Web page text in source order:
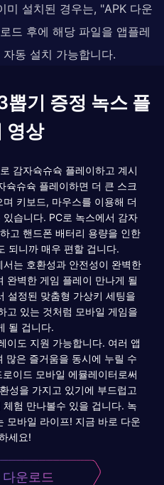
미 설치된 경우는, "APK 다운
드 후에 해당 파일을 앱플레
동 설치 가능합니다.
기 증정 녹스 플
영상
감자슉슈슉 플레이하고 계시
슉슈슉 플레이하면 더 큰 스크
키보드, 마우스를 이용해 더
습니다. PC로 녹스에서 감자
고 핸드폰 배터리 용량을 인한
되니까 매우 편할 겁니다.
는 호환성과 안전성이 완벽한
완벽한 게임 플레이 만나게 될
설정된 맞춤형 가상키 세팅을
고 있는 것처럼 모바일 게임을
될 겁니다.
이도 지원 가능합니다. 여러 앱
많은 즐거움을 동시에 누릴 수
이드 모바일 에뮬레이터로써
성을 가지고 있기에 부드럽고
험 만나볼수 있을 겁니다. 녹
모바일 라이프! 지금 바로 다운
세요!
운로드